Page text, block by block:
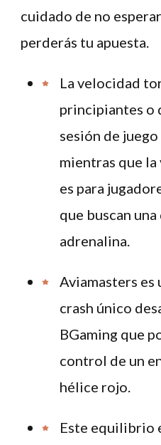
cuidado de no
perderás tu apuesta.
La velocidad
principiantes o
sesión de juego
mientras que
es para
que buscan
adrenalina.
Aviamasters es
crash único
BGaming que
control de un
hélice rojo.
Este equilibrio